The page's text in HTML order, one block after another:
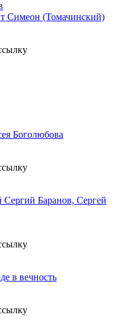
Симеон (Томачинский)
Боголюбова
Сергий Баранов, Сергей
в вечность